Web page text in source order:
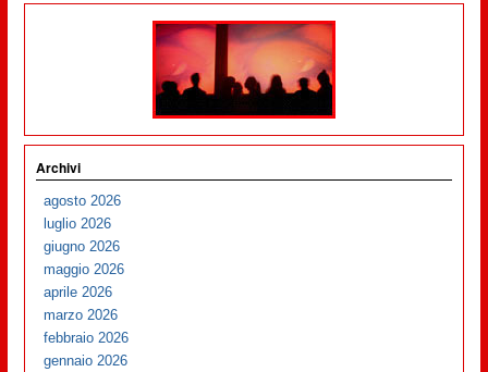
Archivi
agosto 2026
luglio 2026
giugno 2026
maggio 2026
aprile 2026
marzo 2026
febbraio 2026
gennaio 2026